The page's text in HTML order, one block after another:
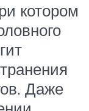
котором
Даже